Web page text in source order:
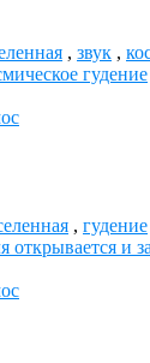
, звук ,
гудение
, гудение
открывается и